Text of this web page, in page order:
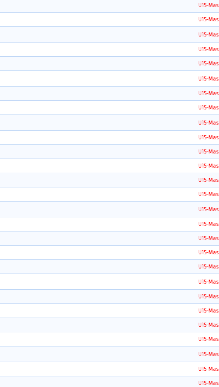
U15-Mas
U15-Mas
U15-Mas
U15-Mas
U15-Mas
U15-Mas
U15-Mas
U15-Mas
U15-Mas
U15-Mas
U15-Mas
U15-Mas
U15-Mas
U15-Mas
U15-Mas
U15-Mas
U15-Mas
U15-Mas
U15-Mas
U15-Mas
U15-Mas
U15-Mas
U15-Mas
U15-Mas
U15-Mas
U15-Mas
U15-Mas